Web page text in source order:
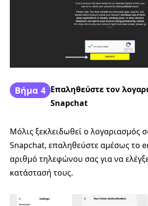
Βήμα 4 Επαληθεύστε τον
Snapchat
Μόλις ξεκλειδωθεί ο λογαριασμός
Snapchat, επαληθεύστε αμέσως το
αριθμό τηλεφώνου σας για να
κατάστασή τους.